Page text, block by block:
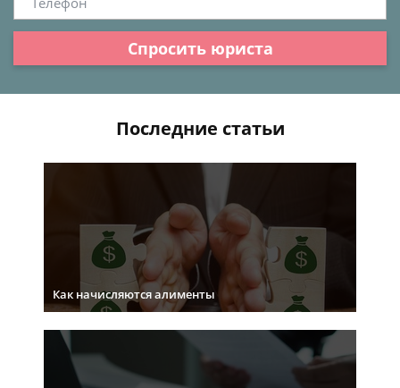
Спросить юриста
Последние статьи
Как начисляются алименты